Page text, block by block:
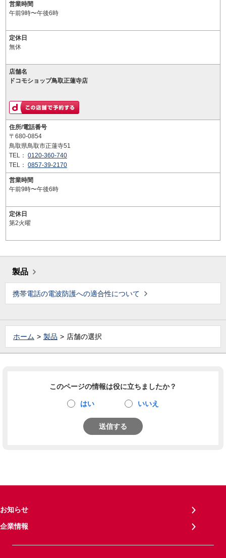
営業時間
午前9時〜午後6時
定休日
無休
店舗名
ドコモショップ鳥取正蓮寺店
住所/電話番号
〒680-0854
鳥取県鳥取市正蓮寺51
TEL： 0120-360-740
TEL： 0857-39-2170
営業時間
午前9時〜午後6時
定休日
第2火曜
製品
携帯電話の電波防護への適合性について
ホーム 製品 店舗の選択
このページの情報は役に立ちましたか？
はい いいえ
送信する
お知らせ
企業情報